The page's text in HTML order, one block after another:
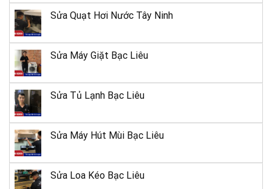
21 Bạc Liêu
Sáu, Phường
8, TP. Bạc
22
Vương, Long
Hòa Thành,
Sửa Quạt Hơi Nước Tây Ninh
Sửa Máy Giặt Bạc Liêu
Sửa Tủ Lạnh Bạc Liêu
Sửa Máy Hút Mùi Bạc Liêu
Sửa Loa Kéo Bạc Liêu